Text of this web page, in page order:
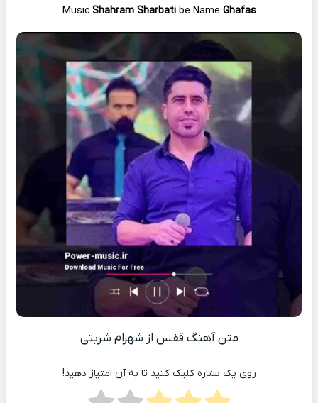
MusicShahram Sharbati be Name Ghafas
متن آهنگ قفس از شهرام شربتی
روی یک ستاره کلیک کنید تا به آن امتیاز دهید!